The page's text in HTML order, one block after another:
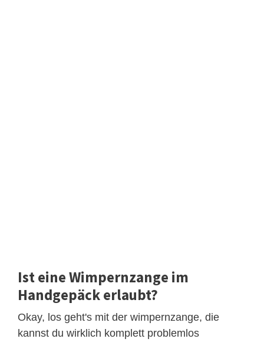
Ist eine Wimpernzange im
Handgepäck erlaubt?
Okay, los geht's mit der wimpernzange, die
kannst du wirklich komplett problemlos